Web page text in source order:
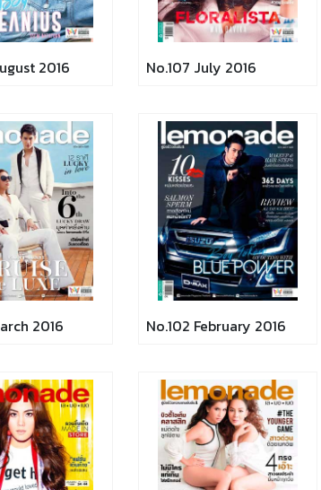
2016 No.107 July 2016
2016 No.102 February 2016